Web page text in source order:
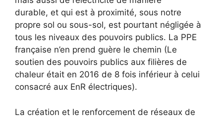
durable, et qui est à proximité, sous notre
propre sol ou sous-sol, est pourtant négligée à
tous les niveaux des pouvoirs publics. La PPE
française n’en prend guère le chemin (Le
soutien des pouvoirs publics aux filières de
chaleur était en 2016 de 8 fois inférieur à celui
consacré aux EnR électriques).
La création et le renforcement de réseaux de